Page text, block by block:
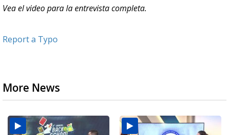
Vea el video para la entrevista completa.
Report a Typo
More News